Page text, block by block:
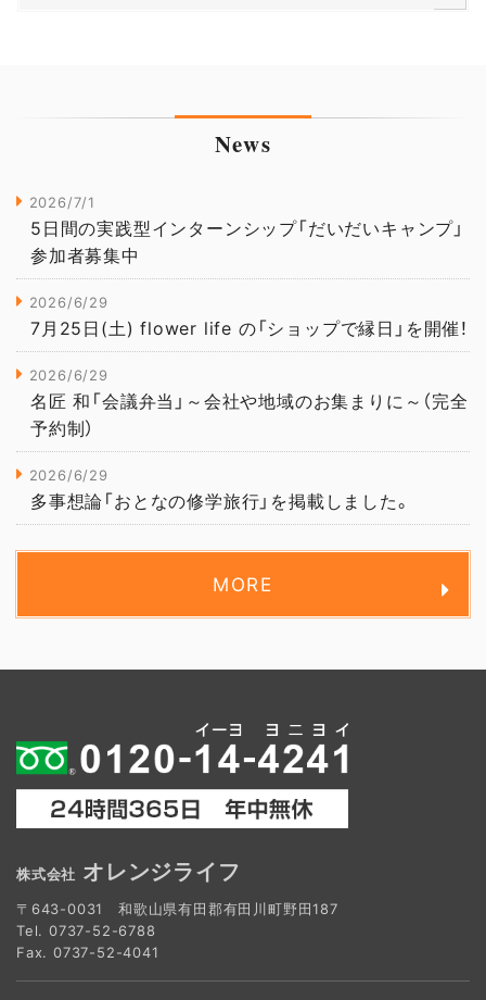
News
2026/7/1
5日間の実践型インターンシップ「だいだいキャンプ」
参加者募集中
2026/6/29
7月25日(土) flower life の「ショップで縁日」を開催！
2026/6/29
名匠 和「会議弁当」～会社や地域のお集まりに～（完全
予約制）
2026/6/29
多事想論「おとなの修学旅行」を掲載しました。
MORE
株式会社 オレンジライフ
〒643-0031 和歌山県有田郡有田川町野田187
Tel. 0737-52-6788
Fax. 0737-52-4041